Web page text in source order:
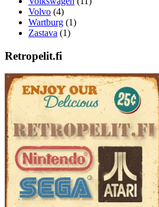
Volvo (4)
Wartburg (1)
Zastava (1)
Retropelit.fi